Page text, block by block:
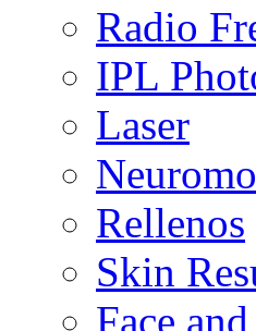
Radio
IPL
Laser
Rellenos
Skin
Face